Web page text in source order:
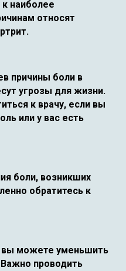
наиболее
относят
причины боли в
угрозы для жизни.
к врачу, если вы
или у вас есть
боли, возникших
обратитесь к
вы можете уменьшить
проводить